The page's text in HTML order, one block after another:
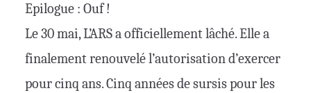
Epilogue : Ouf !
Le 30 mai, L’ARS a officiellement lâché. Elle a
finalement renouvelé l’autorisation d’exercer
pour cinq ans. Cinq années de sursis pour les